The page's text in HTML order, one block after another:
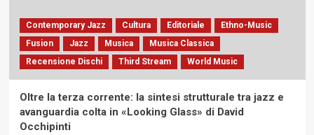
Contemporary Jazz Cultura Editoriale
Ethno-Music
Fusion
Jazz Musica
Musica Classica
Recensione Dischi
Third Stream World Music
Oltre la terza corrente: la sintesi strutturale tra jazz e
avanguardia colta in «Looking Glass» di David
Occhipinti